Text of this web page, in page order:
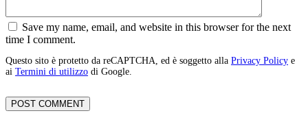
Save my name, email, and website in this browser for the next
time I comment.
Questo sito è protetto da reCAPTCHA, ed è soggetto alla Privacy Policy e
ai Termini di utilizzo di Google.